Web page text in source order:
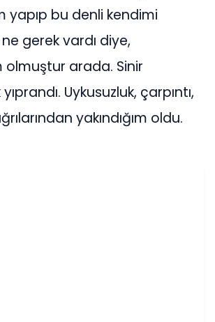
yapıp bu denli kendimi
gerek vardı diye,
arada. Sinir
Uykusuzluk, çarpıntı,
yakındığım oldu.